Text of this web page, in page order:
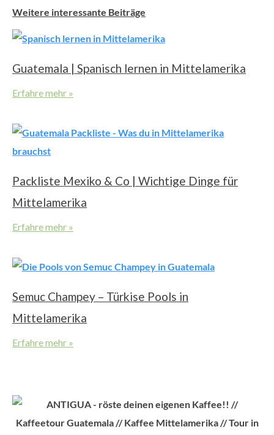
Weitere interessante Beiträge
Guatemala | Spanisch lernen in Mittelamerika
Erfahre mehr »
Packliste Mexiko & Co | Wichtige Dinge für
Mittelamerika
Erfahre mehr »
Semuc Champey – Türkise Pools in
Mittelamerika
Erfahre mehr »